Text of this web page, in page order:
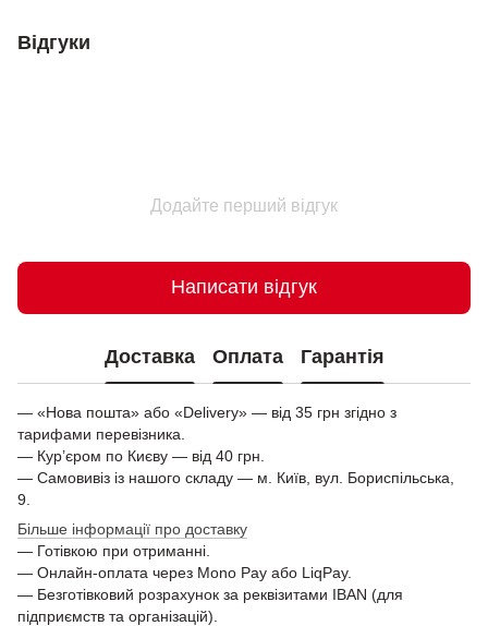
Відгуки
Додайте перший відгук
Написати відгук
Доставка Оплата Гарантія
— «Нова пошта» або «Delivery» — від 35 грн згідно з
тарифами перевізника.
— Кур’єром по Києву — від 40 грн.
— Самовивіз із нашого складу — м. Київ, вул. Бориспільська,
9.
Більше інформації про доставку
— Готівкою при отриманні.
— Онлайн-оплата через Mono Pay або LiqPay.
— Безготівковий розрахунок за реквізитами IBAN (для
підприємств та організацій).